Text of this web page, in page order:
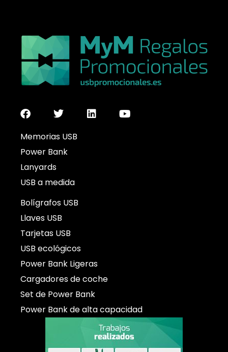
Memorias USB
Power Bank
Lanyards
USB a medida
Bolígrafos USB
Llaves USB
Tarjetas USB
USB ecológicos
Power Bank Ligeras
Cargadores de coche
Set de Power Bank
Power Bank de alta capacidad